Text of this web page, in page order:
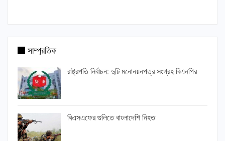
সাম্প্রতিক
রাষ্ট্রপতি নির্বাচন: দুটি মনোনয়নপত্র সংগ্রহ বিএনপির
বিএসএফের গুলিতে বাংলাদেশি নিহত